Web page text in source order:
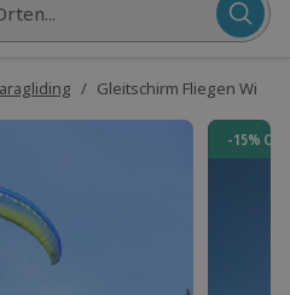
/ Gleitschirm Fliegen
-15%